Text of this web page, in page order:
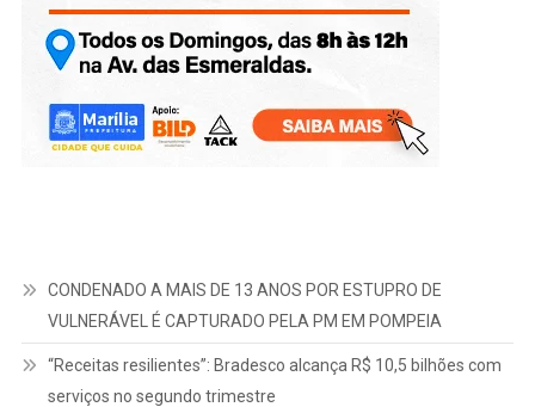
CONDENADO A MAIS DE 13 ANOS POR ESTUPRO DE
VULNERÁVEL É CAPTURADO PELA PM EM POMPEIA
“Receitas resilientes”: Bradesco alcança R$ 10,5 bilhões com
serviços no segundo trimestre